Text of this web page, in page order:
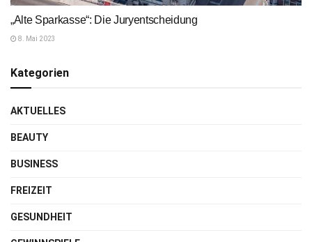
„Alte Sparkasse“: Die Juryentscheidung
8. Mai 2023
Kategorien
AKTUELLES
BEAUTY
BUSINESS
FREIZEIT
GESUNDHEIT